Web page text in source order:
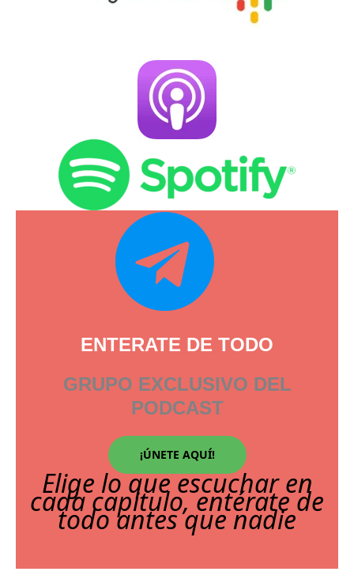
ENTERATE DE TODO
GRUPO EXCLUSIVO DEL
PODCAST
¡ÚNETE AQUÍ!
Elige lo que escuchar en
cada capitulo, entérate de
todo antes que nadie